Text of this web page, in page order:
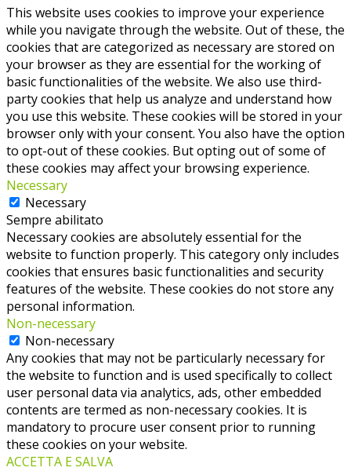
This website uses cookies to improve your experience
while you navigate through the website. Out of these, the
cookies that are categorized as necessary are stored on
your browser as they are essential for the working of
basic functionalities of the website. We also use third-
party cookies that help us analyze and understand how
you use this website. These cookies will be stored in your
browser only with your consent. You also have the option
to opt-out of these cookies. But opting out of some of
these cookies may affect your browsing experience.
Necessary
Necessary
Sempre abilitato
Necessary cookies are absolutely essential for the
website to function properly. This category only includes
cookies that ensures basic functionalities and security
features of the website. These cookies do not store any
personal information.
Non-necessary
Non-necessary
Any cookies that may not be particularly necessary for
the website to function and is used specifically to collect
user personal data via analytics, ads, other embedded
contents are termed as non-necessary cookies. It is
mandatory to procure user consent prior to running
these cookies on your website.
ACCETTA E SALVA